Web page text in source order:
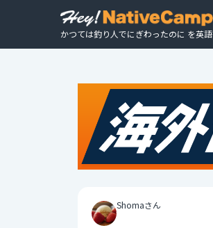
かつては釣り人でにぎわったのに を英
Shomaさん